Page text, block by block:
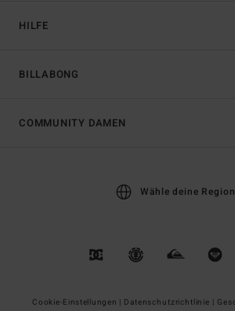
HILFE
BILLABONG
COMMUNITY DAMEN
Wähle deine Region
Cookie-Einstellungen | Datenschutzrichtlinie |